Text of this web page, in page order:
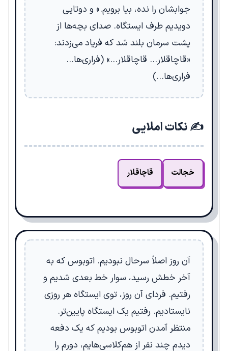
جوابشان را نده، بیا برویم.» و دوتایی
دویدیم طرف ایستگاه. صدای بچه‌ها از
پشت سرمان بلند شد که فریاد می‌زدند:
«قاچاقلار… قاچاقلار…» (فراری‌ها…
فراری‌ها…)
✍️ نکات املایی
خجالت قاچاقلار
آن روز اصلاً سرحال نبودیم. اتوبوس که به
آخر خطش رسید، سوار خط بعدی شدیم و
رفتیم. فردای آن روز، توی ایستگاه هر روزی
نایستادیم. رفتیم یک ایستگاه پایین‌تر.
منتظر آمدن اتوبوس بودیم که یک دفعه
دیدم چند نفر از هم‌کلاسی‌هایم، دورم را